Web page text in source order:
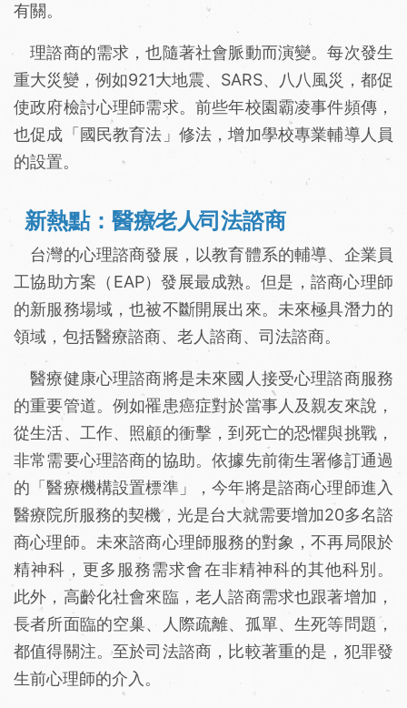
有關。
理諮商的需求，也隨著社會脈動而演變。每次發生
重大災變，例如921大地震、SARS、八八風災，都促
使政府檢討心理師需求。前些年校園霸凌事件頻傳，
也促成「國民教育法」修法，增加學校專業輔導人員
的設置。
新熱點：醫療∕老人∕司法諮商
台灣的心理諮商發展，以教育體系的輔導、企業員
工協助方案（EAP）發展最成熟。但是，諮商心理師
的新服務場域，也被不斷開展出來。未來極具潛力的
領域，包括醫療諮商、老人諮商、司法諮商。
醫療健康心理諮商將是未來國人接受心理諮商服務
的重要管道。例如罹患癌症對於當事人及親友來說，
從生活、工作、照顧的衝擊，到死亡的恐懼與挑戰，
非常需要心理諮商的協助。依據先前衛生署修訂通過
的「醫療機構設置標準」，今年將是諮商心理師進入
醫療院所服務的契機，光是台大就需要增加20多名諮
商心理師。未來諮商心理師服務的對象，不再局限於
精神科，更多服務需求會在非精神科的其他科別。
此外，高齡化社會來臨，老人諮商需求也跟著增加，
長者所面臨的空巢、人際疏離、孤單、生死等問題，
都值得關注。至於司法諮商，比較著重的是，犯罪發
生前心理師的介入。